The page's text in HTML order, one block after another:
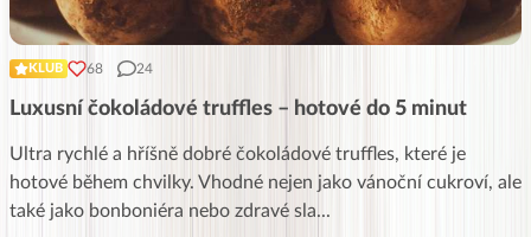
KLUB 68 24
Luxusní čokoládové truffles – hotové do 5 minut
Ultra rychlé a hříšně dobré čokoládové truffles, které je
hotové během chvilky. Vhodné nejen jako vánoční cukroví, ale
také jako bonboniéra nebo zdravé sla...